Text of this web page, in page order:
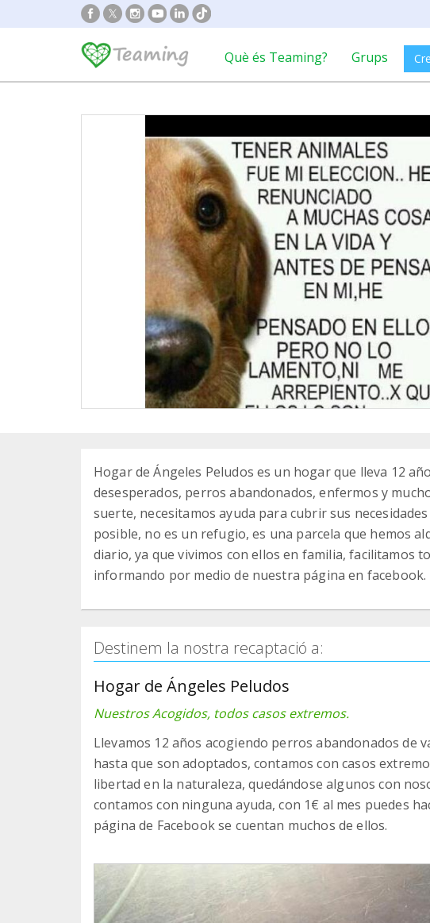
Què és Teaming? Grups
Hogar de Ángeles Peludos es un hogar que lleva 12
desesperados, perros abandonados, enfermos y
suerte, necesitamos ayuda para cubrir sus
posible, no es un refugio, es una parcela que hemos
diario, ya que vivimos con ellos en familia, facilitamos
informando por medio de nuestra página en facebook.
Destinem la nostra recaptació a:
Hogar de Ángeles Peludos
Nuestros Acogidos, todos casos extremos.
Llevamos 12 años acogiendo perros abandonados de
hasta que son adoptados, contamos con casos
libertad en la naturaleza, quedándose algunos con
contamos con ninguna ayuda, con 1€ al mes puedes
página de Facebook se cuentan muchos de ellos.